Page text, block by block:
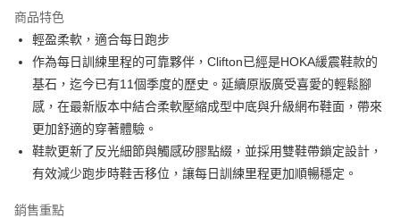
7-11取貨(快速到店)
每筆NT$100，滿NT$1,500(含以上)免運費
宅配-本島
每筆NT$100，滿NT$1,500(含以上)免運費
商品特色
輕盈柔軟，適合每日跑步
作為每日訓練里程的可靠夥伴，Clifton已經是HOKA緩震鞋款的
基石，迄今已有11個季度的歷史。延續原版廣受喜愛的輕鬆腳
感，在最新版本中結合柔軟壓縮成型中底與升級網布鞋面，帶來
更加舒適的穿著體驗。
鞋款更新了反光細節與觸感矽膠點綴，並採用雙鞋帶鎖定設計，
有效減少跑步時鞋舌移位，讓每日訓練里程更加順暢穩定。
銷售重點